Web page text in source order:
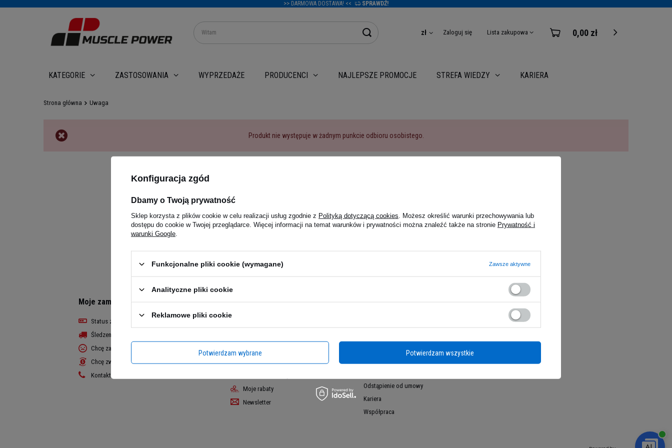
>> DARMOWA DOSTAWA! << SPRAWDŹ!
zł Zaloguj się Lista zakupowa 0,00 zł
KATEGORIE ZASTOSOWANIA WYPRZEDAŻE PRODUCENCI NAJLEPSZE PROMOCJE STREFA WIEDZY KARIERA
Strona główna Uwaga
Produkt nie występuje w żadnym punkcie odbioru osobistego.
Moje zamówienie
Status zamówienia
Śledzenie przesyłki
Chcę zareklamować produkt
Chcę zwrócić produkt
Kontakt
Listy zakupowe
Lista zakupionych produktów
Moje rabaty
Newsletter
Odstąpienie od umowy
Kariera
Współpraca
Konfiguracja zgód
Dbamy o Twoją prywatność
Sklep korzysta z plików cookie w celu realizacji usług zgodnie z Polityką dotyczącą cookies . Możesz określić warunki przechowywania lub
dostępu do cookie w Twojej przeglądarce. Więcej informacji na temat warunków i prywatności można znaleźć także na stronie Prywatność i
warunki Google
Funkcjonalne pliki cookie (wymagane) Zawsze aktywne
Analityczne pliki cookie
Reklamowe pliki cookie
Potwierdzam wybrane Potwierdzam wszystkie